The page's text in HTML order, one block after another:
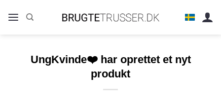
UngKvinde❤️ har oprettet et nyt
produkt